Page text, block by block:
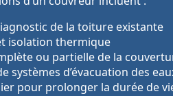
de la toiture existante
isolation thermique
ou partielle de la
systèmes d’évacuation des
pour prolonger la durée de